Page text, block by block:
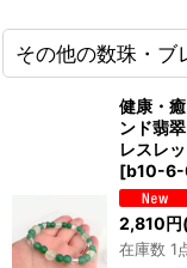
その他の数珠・ブ
健康・
ンド翡
レスレ
[b10-
2,810円
在庫数 1